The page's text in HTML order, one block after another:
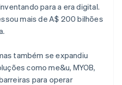
para a era digital.
mais de A$ 200 bilhões
também se expandiu
como me&u, MYOB,
para operar